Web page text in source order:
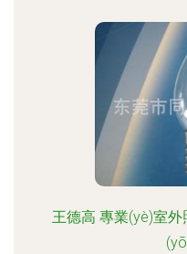
王德高 專業(yè)室